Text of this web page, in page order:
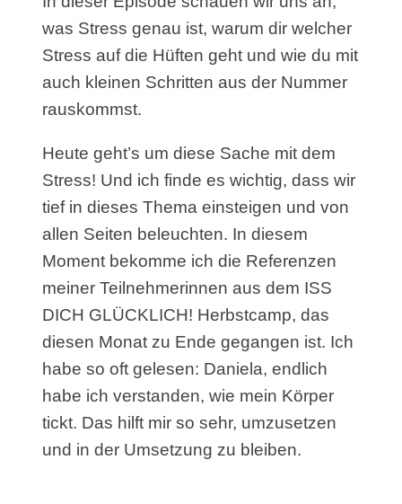
was Stress genau ist, warum dir welcher
Stress auf die Hüften geht und wie du mit
auch kleinen Schritten aus der Nummer
rauskommst.
Heute geht’s um diese Sache mit dem
Stress! Und ich finde es wichtig, dass wir
tief in dieses Thema einsteigen und von
allen Seiten beleuchten. In diesem
Moment bekomme ich die Referenzen
meiner Teilnehmerinnen aus dem ISS
DICH GLÜCKLICH! Herbstcamp, das
diesen Monat zu Ende gegangen ist. Ich
habe so oft gelesen: Daniela, endlich
habe ich verstanden, wie mein Körper
tickt. Das hilft mir so sehr, umzusetzen
und in der Umsetzung zu bleiben.